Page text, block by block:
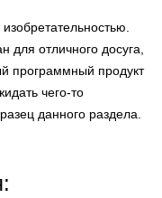
отличного досуга,
программный продукт
чего-то
данного раздела.